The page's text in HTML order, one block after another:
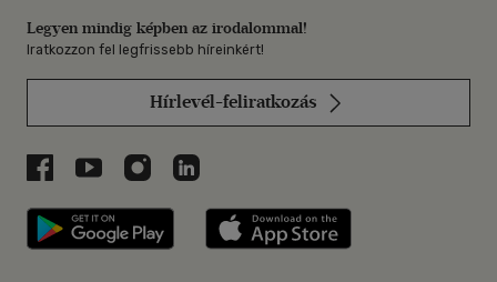
Legyen mindig képben az irodalommal!
Iratkozzon fel legfrissebb híreinkért!
Hírlevél-feliratkozás
Libri a Facebookon
Libri a Youtube-on
Libri az Instagramon
Libri a LinkedInen
Libri applikáció Szerezd meg: Google